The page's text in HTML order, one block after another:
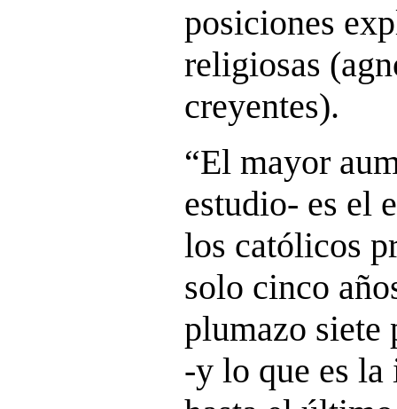
posiciones
religiosas
creyentes).
“El mayor
estudio- es el
los católicos
solo cinco
plumazo siete
-y lo que es